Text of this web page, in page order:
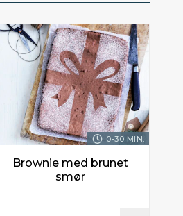
0-30 MIN.
Brownie med brunet
smør